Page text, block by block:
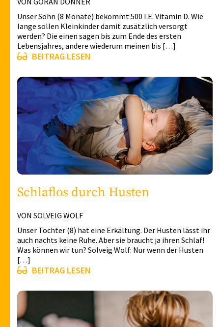
Unser Sohn (8 Monate) bekommt 500 I.E. Vitamin D. Wie
lange sollen Kleinkinder damit zusätzlich versorgt
werden? Die einen sagen bis zum Ende des ersten
Lebensjahres, andere wiederum meinen bis […]
BEITRAG LESEN
Schlaflos durch Husten
VON SOLVEIG WOLF
Unser Tochter (8) hat eine Erkältung. Der Husten lässt ihr
auch nachts keine Ruhe. Aber sie braucht ja ihren Schlaf!
Was können wir tun? Solveig Wolf: Nur wenn der Husten
[…]
BEITRAG LESEN